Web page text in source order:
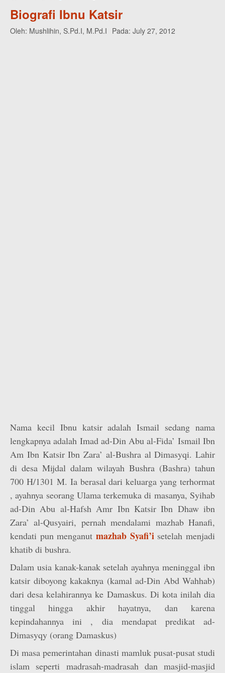
Biografi Ibnu Katsir
Oleh: Mushlihin, S.Pd.I, M.Pd.I Pada: July 27, 2012
Nama kecil Ibnu katsir adalah Ismail sedang nama
lengkapnya adalah Imad ad-Din Abu al-Fida’ Ismail Ibn
Am Ibn Katsir Ibn Zara’ al-Bushra al Dimasyqi. Lahir
di desa Mijdal dalam wilayah Bushra (Bashra) tahun
700 H/1301 M. Ia berasal dari keluarga yang terhormat
, ayahnya seorang Ulama terkemuka di masanya, Syihab
ad-Din Abu al-Hafsh Amr Ibn Katsir Ibn Dhaw ibn
Zara’ al-Qusyairi, pernah mendalami mazhab Hanafi,
kendati pun menganut mazhab Syafi’isetelah menjadi
khatib di bushra.
Dalam usia kanak-kanak setelah ayahnya meninggal ibn
katsir diboyong kakaknya (kamal ad-Din Abd Wahhab)
dari desa kelahirannya ke Damaskus. Di kota inilah dia
tinggal hingga akhir hayatnya, dan karena
kepindahannya ini , dia mendapat predikat ad-
Dimasyqy (orang Damaskus)
Di masa pemerintahan dinasti mamluk pusat-pusat studi
islam seperti madrasah-madrasah dan masjid-masjid